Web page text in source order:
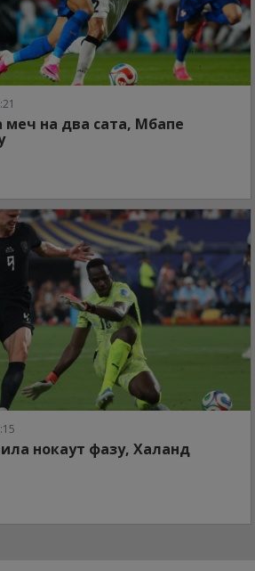
меч на два сата, Мбапе
нокаут фазу, Халанд